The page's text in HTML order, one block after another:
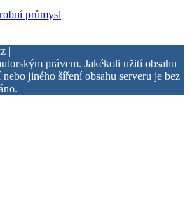
průmysl
|
právem. Jakékoli užití obsahu
jiného šíření obsahu serveru je bez